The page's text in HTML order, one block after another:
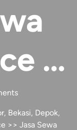
…
Bekasi, Depok,
>> Jasa Sewa